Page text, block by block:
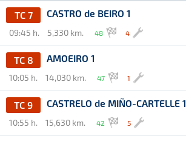
TC 7 CASTRO de BEIRO 1
09:45 h. 5,330 km. 48 4
TC 8 AMOEIRO 1
10:05 h. 14,030 km. 47 1
TC 9 CASTRELO de MIÑO-CARTELLE 1
10:55 h. 15,630 km. 42 5